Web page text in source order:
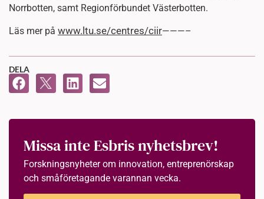
Norrbotten, samt Regionförbundet Västerbotten.
Läs mer på www.ltu.se/centres/ciir———–
DELA
Missa inte Esbris nyhetsbrev!
Forskningsnyheter om innovation, entreprenörskap
och småföretagande varannan vecka.